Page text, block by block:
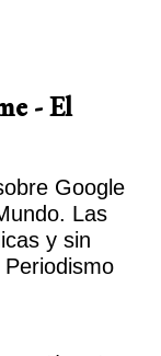
- El
Google
Las
y sin